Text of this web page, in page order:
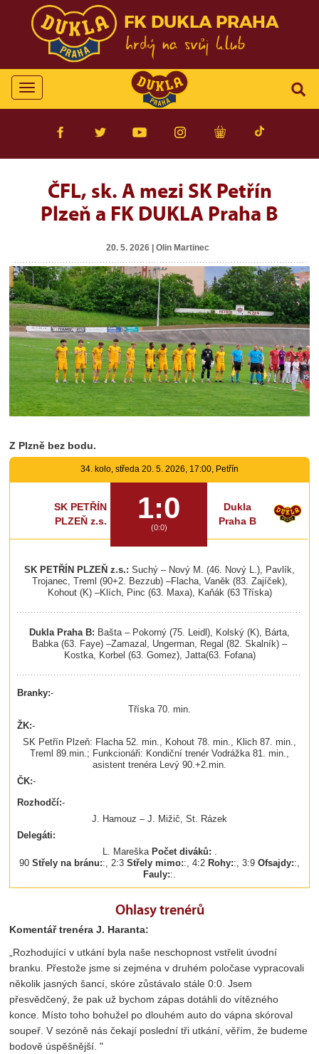
FK DUKLA PRAHA
Toggle
navigation
ČFL, sk. A mezi SK Petřín
Plzeň a FK DUKLA Praha B
20. 5. 2026 | Olin Martinec
Z Plzně bez bodu.
34. kolo, středa 20. 5. 2026, 17:00, Petřín
SK PETŘÍN
PLZEŇ z.s.
1:0
(0:0)
Dukla
Praha B
SK PETŘÍN PLZEŇ z.s.: Suchý – Nový M. (46. Nový L.), Pavlík,
Trojanec, Treml (90+2. Bezzub) –Flacha, Vaněk (83. Zajíček),
Kohout (K) –Klích, Pinc (63. Maxa), Kaňák (63 Tříska)
Dukla Praha B: Bašta – Pokorný (75. Leidl), Kolský (K), Bárta,
Babka (63. Faye) –Zamazal, Ungerman, Regal (82. Skalník) –
Kostka, Korbel (63. Gomez), Jatta(63. Fofana)
Branky:-
Tříska 70. min.
ŽK:-
SK Petřín Plzeň: Flacha 52. min., Kohout 78. min., Klich 87. min.,
Treml 89.min.; Funkcionáři: Kondiční trenér Vodrážka 81. min.,
asistent trenéra Levý 90.+2.min.
ČK:-
Rozhodčí:-
J. Hamouz – J. Mižič, St. Rázek
Delegáti:
L. Mareška Počet diváků: .
90 Střely na bránu::, 2:3 Střely mimo::, 4:2 Rohy::, 3:9 Ofsajdy::,
Fauly::.
Ohlasy trenérů
Komentář trenéra J. Haranta:
„Rozhodující v utkání byla naše neschopnost vstřelit úvodní
branku. Přestože jsme si zejména v druhém poločase vypracovali
několik jasných šancí, skóre zůstávalo stále 0:0. Jsem
přesvědčený, že pak už bychom zápas dotáhli do vítězného
konce. Místo toho bohužel po dlouhém auto do vápna skóroval
soupeř. V sezóně nás čekají poslední tři utkání, věřím, že budeme
bodově úspěšnější. "